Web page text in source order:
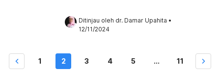
Ditinjau oleh dr. Damar Upahita •
12/11/2024
1 2 3 4 5 ... 11